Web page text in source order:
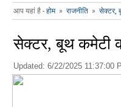
आप यहां है - होम» राजनीति » सेक्टर,
सेक्टर, बूथ कमेटी
Updated: 6/22/2025 11:37:00